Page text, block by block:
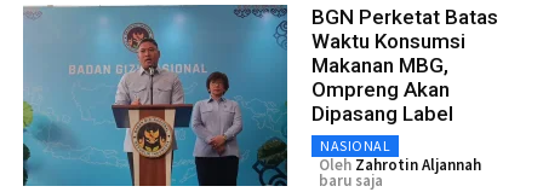
BGN Perketat Batas
Waktu Konsumsi
Makanan MBG,
Ompreng Akan
Dipasang Label
NASIONAL
Oleh Zahrotin Aljannah
baru saja